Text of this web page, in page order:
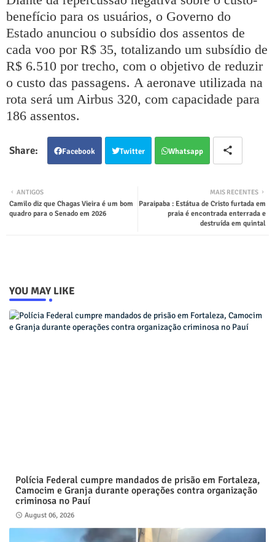
benefício para os usuários, o Governo do
Estado anunciou o subsídio dos assentos de
cada voo por R$ 35, totalizando um subsídio de
R$ 6.510 por trecho, com o objetivo de reduzir
o custo das passagens. A aeronave utilizada na
rota será um Airbus 320, com capacidade para
186 assentos.
Facebook Twitter Whatsapp
MAIS RECENTES
Paraipaba : Estátua de Cristo furtada em
praia é encontrada enterrada e
destruída em quintal
ANTIGOS
Camilo diz que Chagas Vieira é um bom
quadro para o Senado em 2026
YOU MAY LIKE
Polícia Federal cumpre mandados de prisão em Fortaleza,
Camocim e Granja durante operações contra organização
criminosa no Pauí
August 06, 2026